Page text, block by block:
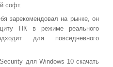
софт.
зарекомендовал на рынке, он
ПК в режиме реального
для повседневного
для Windows 10 скачать